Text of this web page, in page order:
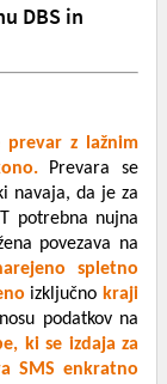
DBS in
prevar z lažnim
Prevara se
navaja, da je za
potrebna nujna
povezava na
spletno
izključno kraji
podatkov na
ki se izdaja za
SMS enkratno